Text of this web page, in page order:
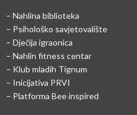
– Nahlina biblioteka
– Psihološko savjetovalište
– Dječija igraonica
– Nahlin fitness centar
– Klub mladih Tignum
– Inicijativa PRVI
– Platforma Bee inspired